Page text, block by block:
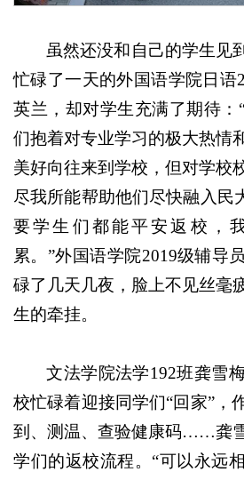
虽然还没和自己的学生见
忙碌了一天的外国语学院日语
英兰，却对学生充满了期待：
们抱着对专业学习的极大热情
美好向往来到学校，但对学校
尽我所能帮助他们尽快融入民
要学生们都能平安返校，
累。”外国语学院2019级辅导
碌了几天几夜，脸上不见丝毫
生的牵挂。
文法学院法学192班龚雪
校忙碌着迎接同学们“回家”，
到、测温、查验健康码……龚
学们的返校流程。“可以永远